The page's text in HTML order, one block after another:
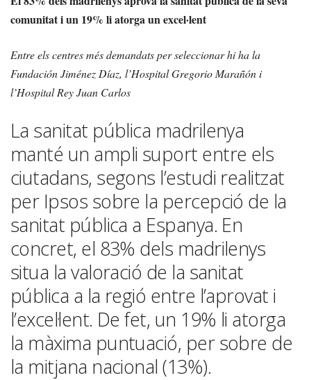
comunitat i un 19% li atorga un excel·lent
Entre els centres més demandats per seleccionar hi ha la
Fundación Jiménez Díaz, l’Hospital Gregorio Marañón i
l’Hospital Rey Juan Carlos
La sanitat pública madrilenya
manté un ampli suport entre els
ciutadans, segons l’estudi realitzat
per Ipsos sobre la percepció de la
sanitat pública a Espanya. En
concret, el 83% dels madrilenys
situa la valoració de la sanitat
pública a la regió entre l’aprovat i
l’excel·lent. De fet, un 19% li atorga
la màxima puntuació, per sobre de
la mitjana nacional (13%).